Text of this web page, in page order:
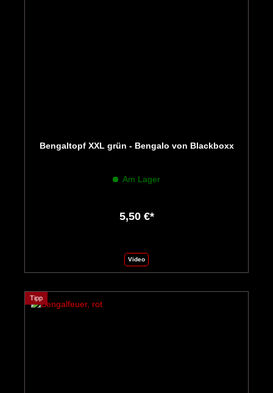
Bengaltopf XXL grün - Bengalo von Blackboxx
Am Lager
5,50 €*
Video
Tipp